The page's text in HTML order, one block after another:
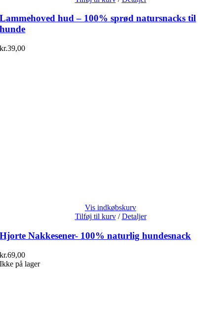
Lammehoved hud – 100% sprød natursnacks til
hunde
kr.39,00
Vis indkøbskurv
Tilføj til kurv / Detaljer
Hjorte Nakkesener- 100% naturlig hundesnack
kr.69,00
Ikke på lager